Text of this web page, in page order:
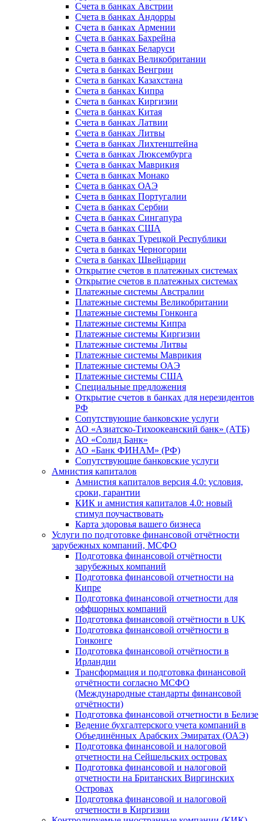
Счета в банках Австрии
Счета в банках Андорры
Счета в банках Армении
Счета в банках Бахрейна
Счета в банках Беларуси
Счета в банках Великобритании
Счета в банках Венгрии
Счета в банках Казахстана
Счета в банках Кипра
Счета в банках Киргизии
Счета в банках Китая
Счета в банках Латвии
Счета в банках Литвы
Счета в банках Лихтенштейна
Счета в банках Люксембурга
Счета в банках Маврикия
Счета в банках Монако
Счета в банках ОАЭ
Счета в банках Португалии
Счета в банках Сербии
Счета в банках Сингапура
Счета в банках США
Счета в банках Турецкой Республики
Счета в банках Черногории
Счета в банках Швейцарии
Открытие счетов в платежных системах
Открытие счетов в платежных системах
Платежные системы Австралии
Платежные системы Великобритании
Платежные системы Гонконга
Платежные системы Кипра
Платежные системы Киргизии
Платежные системы Литвы
Платежные системы Маврикия
Платежные системы ОАЭ
Платежные системы США
Специальные предложения
Открытие счетов в банках для нерезидентов
РФ
Сопутствующие банковские услуги
АО «Азиатско-Тихоокеанский банк» (АТБ)
АО «Солид Банк»
АО «Банк ФИНАМ» (РФ)
Сопутствующие банковские услуги
Амнистия капиталов
Амнистия капиталов версия 4.0: условия,
сроки, гарантии
КИК и амнистия капиталов 4.0: новый
стимул поучаствовать
Карта здоровья вашего бизнеса
Услуги по подготовке финансовой отчётности
зарубежных компаний, МСФО
Подготовка финансовой отчётности
зарубежных компаний
Подготовка финансовой отчетности на
Кипре
Подготовка финансовой отчетности для
оффшорных компаний
Подготовка финансовой отчётности в UK
Подготовка финансовой отчётности в
Гонконге
Подготовка финансовой отчётности в
Ирландии
Трансформация и подготовка финансовой
отчётности согласно МСФО
(Международные стандарты финансовой
отчётности)
Подготовка финансовой отчетности в Белизе
Ведение бухгалтерского учета компаний в
Объединённых Арабских Эмиратах (ОАЭ)
Подготовка финансовой и налоговой
отчетности на Сейшельских островах
Подготовка финансовой и налоговой
отчетности на Британских Виргинских
Островах
Подготовка финансовой и налоговой
отчетности в Киргизии